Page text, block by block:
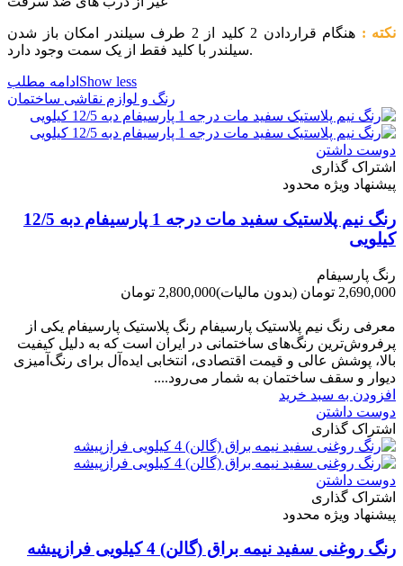
نکته :
هنگام قراردادن 2 کلید از 2 طرف سیلندر امکان باز شدن
سیلندر با کلید فقط از یک سمت وجود دارد.
ادامه مطلب Show less
رنگ و لوازم نقاشی ساختمان
دوست داشتن
اشتراک گذاری
پیشنهاد ویژه محدود
رنگ نیم پلاستیک سفید مات درجه 1 پارسیفام دبه 12/5
کیلویی
رنگ پارسیفام
2,690,000 تومان
(بدون مالیات)2,800,000 تومان
معرفی رنگ نیم پلاستیک پارسیفام رنگ پلاستیک پارسیفام یکی از
پرفروش‌ترین رنگ‌های ساختمانی در ایران است که به دلیل کیفیت
بالا، پوشش عالی و قیمت اقتصادی، انتخابی ایده‌آل برای رنگ‌آمیزی
دیوار و سقف ساختمان به شمار می‌رود....
افزودن به سبد خرید
دوست داشتن
اشتراک گذاری
دوست داشتن
اشتراک گذاری
پیشنهاد ویژه محدود
رنگ روغنی سفید نیمه براق (گالن) 4 کیلویی فرازپیشه